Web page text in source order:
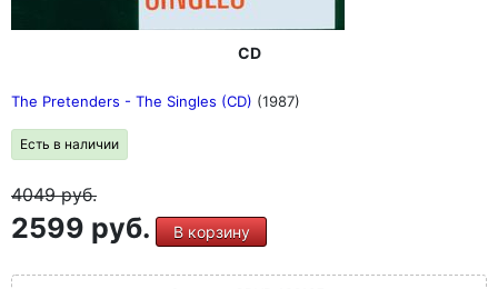
CD
The Pretenders - The Singles (CD) (1987)
Есть в наличии
4049руб.
2599 руб. В корзину